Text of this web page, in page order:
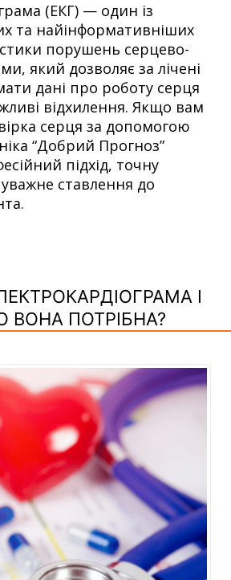
(ЕКГ) — один із
та найінформативніших
порушень серцево-
який дозволяє за лічені
дані про роботу серця
відхилення. Якщо вам
серця за допомогою
“Добрий Прогноз”
підхід, точну
уважне ставлення до
І
ВОНА ПОТРІБНА?